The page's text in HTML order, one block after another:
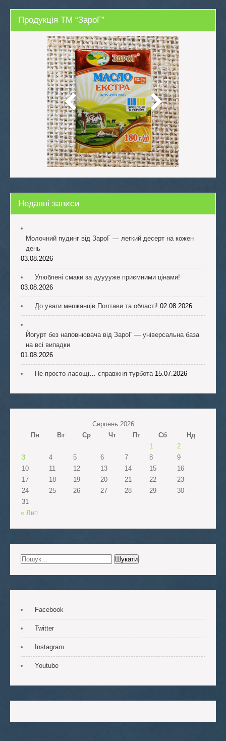
Продукція ТМ “ЗароГ”
Недавні записи
Молочний пудинг від ЗароГ — легкий десерт на кожен
день
03.08.2026
Улюблені смаки за дууууже приємними цінами!
03.08.2026
До уваги мешканців Полтави та області! 02.08.2026
Йогурт без наповнювача від ЗароГ — універсальна база
на всі випадки
01.08.2026
Не просто ласощі… справжня турбота 15.07.2026
Серпень 2026
Пн
Вт Ср Чт Пт Сб
Нд
1
2
3
4 5 6 7 8
9
10
11 12 13 14 15
16
17
18 19 20 21 22
23
24
25 26 27 28 29
30
31
« Лип
Facebook
Twitter
Instagram
Youtube